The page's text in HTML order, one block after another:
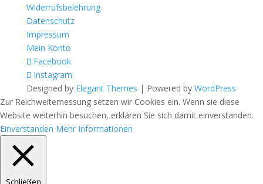
Widerrufsbelehrung
Datenschutz
Impressum
Mein Konto
Facebook
Instagram
Designed by Elegant Themes | Powered by WordPress
Zur Reichweitemessung setzen wir Cookies ein. Wenn sie diese
Website weiterhin besuchen, erklären Sie sich damit einverstanden.
Einverstanden Mehr Informationen
Schließen